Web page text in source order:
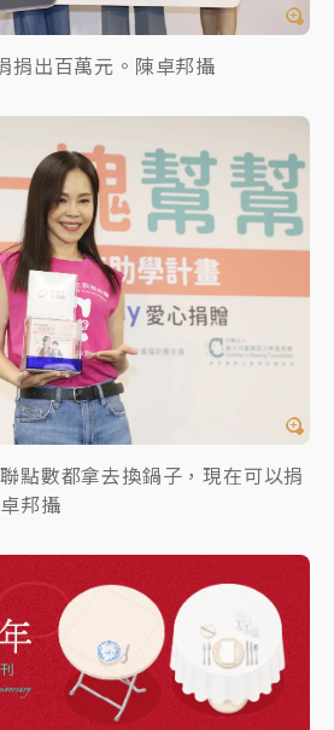
捐出百萬元。陳卓邦攝
點數都拿去換鍋子，現在可以捐
邦攝